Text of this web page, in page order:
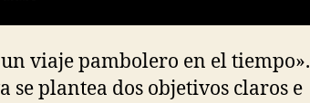
viaje pambolero en el tiempo».
se plantea dos objetivos claros e